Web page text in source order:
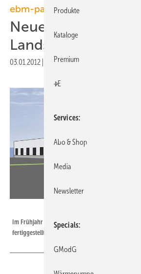
ebm-papst
Neues
Landshut
03.01.2012 Veröffentlicht in
Im Frühjahr 2013 soll das neue ebm-papst
fertiggestellt sein.
Produkte
Kataloge
Premium
+E
Services
Abo & Shop
Media
Newsletter
Specials
GModG